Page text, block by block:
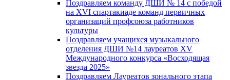
Поздравляем команду ДШИ № 14 с победой
на XVI спартакиаде команд первичных
организаций профсоюза работников
культуры
Поздравляем учащихся музыкального
отделения ДШИ №14 лауреатов XV
Международного конкурса «Восходящая
звезда 2025»
Поздравляем Лауреатов зонального этапа